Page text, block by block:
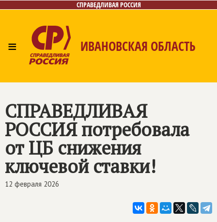
СПРАВЕДЛИВАЯ РОССИЯ
≡ ИВАНОВСКАЯ ОБЛАСТЬ
Контакты
СПРАВЕДЛИВАЯ
РОССИЯпотребовала
от ЦБ снижения
ключевой ставки!
12 февраля 2026